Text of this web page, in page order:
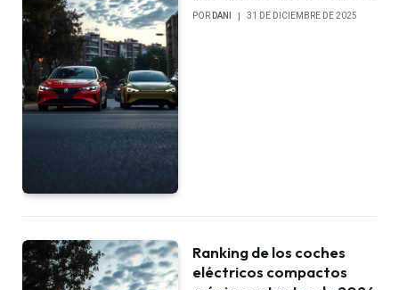
POR DANI 31 DE DICIEMBRE DE 2025
Ranking de los coches
eléctricos compactos